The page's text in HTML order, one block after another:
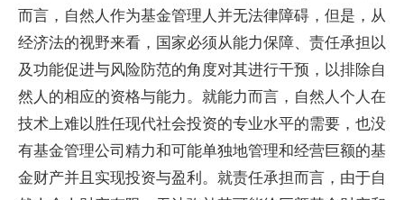
而言，自然人作为基金管理人并无法律障碍，但是，从
经济法的视野来看，国家必须从能力保障、责任承担以
及功能促进与风险防范的角度对其进行干预，以排除自
然人的相应的资格与能力。就能力而言，自然人个人在
技术上难以胜任现代社会投资的专业水平的需要，也没
有基金管理公司精力和可能单独地管理和经营巨额的基
金财产并且实现投资与盈利。就责任承担而言，由于自